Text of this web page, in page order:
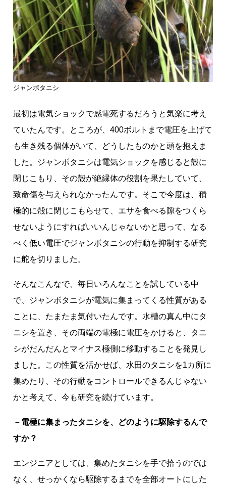
ジャンボタニシ
最初は電気ショックで感電死するだろうと気楽に考え
ていたんです。ところが、400ボルトまで電圧を上げて
も生き残る個体がいて、どうしたものかと頭を抱えま
した。ジャンボタニシは電気ショックを感じると殻に
閉じこもり、その殻が絶縁体の役割を果たしていて、
致命傷を与えられなかったんです。そこで今度は、積
極的に殻に閉じこもらせて、エサを食べる隙をつくら
せないようにすればいいんじゃないかと思って、なる
べく低い電圧でジャンボタニシの行動を抑制する研究
に舵を切りました。
そんなこんなで、毎日いろんなことを試している中
で、ジャンボタニシが電気に集まってくる性質がある
ことに、たまたま気付いたんです。水槽の真ん中にタ
ニシを置き、その両端の電極に電圧をかけると、タニ
シがだんだんとマイナス極側に移動することを発見し
ました。この性質を活かせば、水田のタニシを1カ所に
集めたり、その行動をコントロールできるんじゃない
かと考えて、今も研究を続けています。
－電極に集まったタニシを、どのように駆除するんで
すか？
エンジニアとしては、集めたタニシを手で拾うのでは
なく、せっかくなら駆除するまでを全部オートにした